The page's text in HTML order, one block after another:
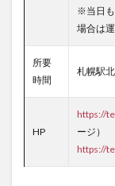
※当日も
場合は運
所要
時間
札幌駅
HP
https://
ージ）
https://